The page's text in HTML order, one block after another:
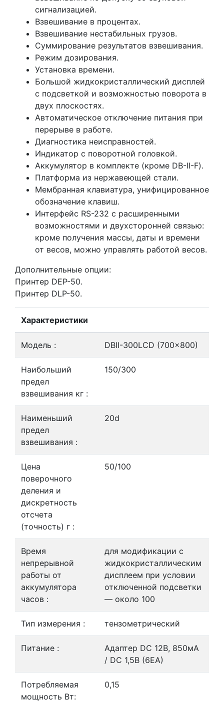
сигнализацией.
Взвешивание в процентах.
Взвешивание нестабильных грузов.
Суммирование результатов взвешивания.
Режим дозирования.
Установка времени.
Большой жидкокристаллический дисплей
с подсветкой и возможностью поворота в
двух плоскостях.
Автоматическое отключение питания при
перерыве в работе.
Диагностика неисправностей.
Индикатор с поворотной головкой.
Аккумулятор в комплекте (кроме DB-II-F).
Платформа из нержавеющей стали.
Мембранная клавиатура, унифицированное
обозначение клавиш.
Интерфейс RS-232 с расширенными
возможностями и двухсторонней связью:
кроме получения массы, даты и времени
от весов, можно управлять работой весов.
Дополнительные опции:
Принтер DEP-50.
Принтер DLP-50.
Характеристики
Модель : DBII-300LCD (700x800)
Наибольший
предел
взвешивания кг :
150/300
Наименьший
предел
взвешивания :
20d
Цена
поверочного
деления и
дискретность
отсчета
(точность) г :
50/100
Время
непрерывной
работы от
аккумулятора
часов :
для модификации с
жидкокристаллическим
дисплеем при условии
отключенной подсветки
— около 100
Тип измерения : тензометрический
Питание :
Адаптер DC 12В, 850мА
/ DC 1,5В (6ЕА)
Потребляемая
мощность Вт:
0,15